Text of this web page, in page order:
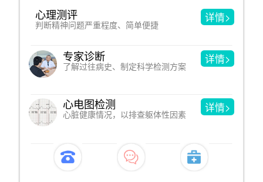
心理测评
判断精神问题严重程度、简单便捷
详情>
专家诊断
了解过往病史、制定科学检测方案
详情>
心电图检测
心脏健康情况，以排查躯体性因素
详情>